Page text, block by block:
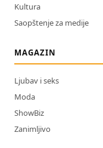
Kultura
Saopštenje za medije
MAGAZIN
Ljubav i seks
Moda
ShowBiz
Zanimljivo